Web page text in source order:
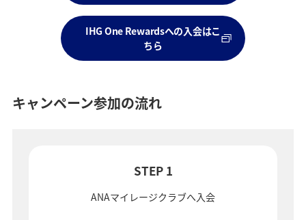
IHG One Rewardsへの入会はこ
ちら
キャンペーン参加の流れ
STEP 1
ANAマイレージクラブへ入会